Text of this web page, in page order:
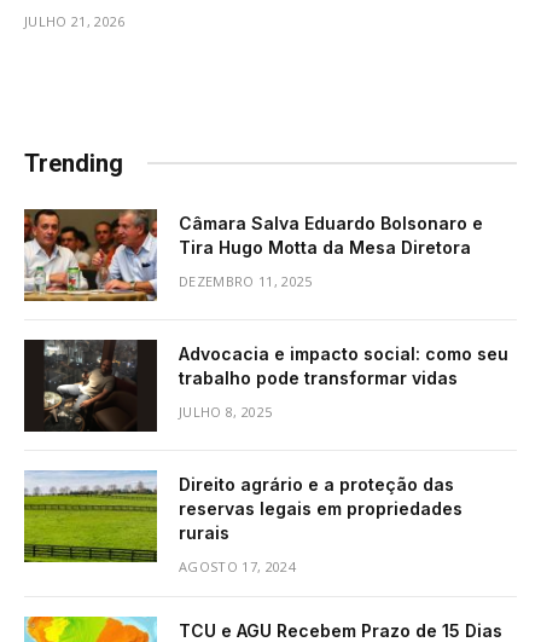
JULHO 21, 2026
Trending
Câmara Salva Eduardo Bolsonaro e
Tira Hugo Motta da Mesa Diretora
DEZEMBRO 11, 2025
Advocacia e impacto social: como seu
trabalho pode transformar vidas
JULHO 8, 2025
Direito agrário e a proteção das
reservas legais em propriedades
rurais
AGOSTO 17, 2024
TCU e AGU Recebem Prazo de 15 Dias